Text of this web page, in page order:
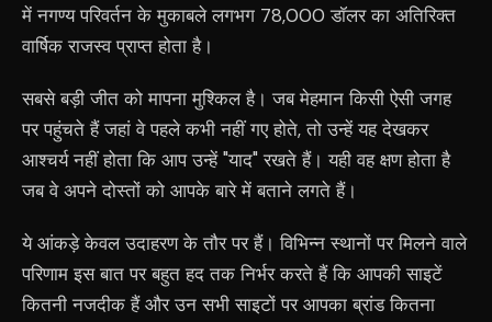
में नगण्य परिवर्तन के मुकाबले लगभग 78,000 डॉलर का अतिरिक्त
वार्षिक राजस्व प्राप्त होता है।
सबसे बड़ी जीत को मापना मुश्किल है। जब मेहमान किसी ऐसी जगह
पर पहुंचते हैं जहां वे पहले कभी नहीं गए होते, तो उन्हें यह देखकर
आश्चर्य नहीं होता कि आप उन्हें "याद" रखते हैं। यही वह क्षण होता है
जब वे अपने दोस्तों को आपके बारे में बताने लगते हैं।
ये आंकड़े केवल उदाहरण के तौर पर हैं। विभिन्न स्थानों पर मिलने वाले
परिणाम इस बात पर बहुत हद तक निर्भर करते हैं कि आपकी साइटें
कितनी नजदीक हैं और उन सभी साइटों पर आपका ब्रांड कितना